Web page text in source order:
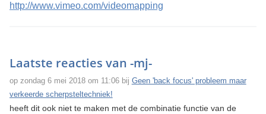
http://www.vimeo.com/videomapping
Laatste reacties van -mj-
op zondag 6 mei 2018 om 11:06 bij Geen 'back focus' probleem maar
verkeerde scherpsteltechniek!
heeft dit ook niet te maken met de combinatie functie van de